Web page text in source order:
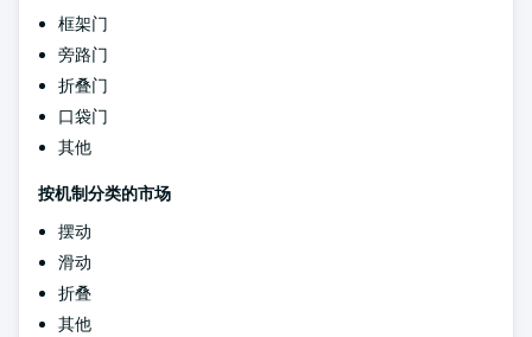
框架门
旁路门
折叠门
口袋门
其他
按机制分类的市场
摆动
滑动
折叠
其他